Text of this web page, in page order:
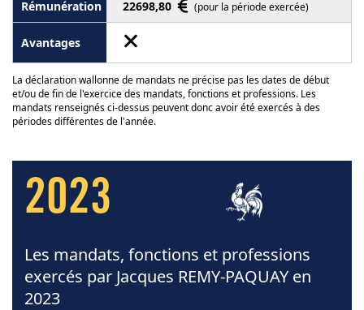
22698,80 (pour la période exercée)
La déclaration wallonne de mandats ne précise pas les dates de début
et/ou de fin de l'exercice des mandats, fonctions et professions. Les
mandats renseignés ci-dessus peuvent donc avoir été exercés à des
périodes différentes de l'année.
2023
Les mandats, fonctions et professions
exercés par Jacques REMY-PAQUAY en
2023